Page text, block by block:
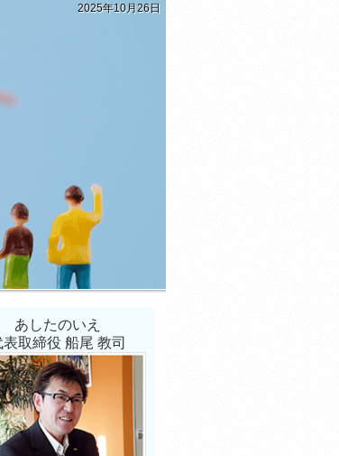
2025年10月26日
あしたのいえ
表取締役 船尾 教司